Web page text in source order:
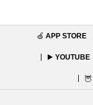
🍏 APP STORE
▶️ YOUTUBE
🦉